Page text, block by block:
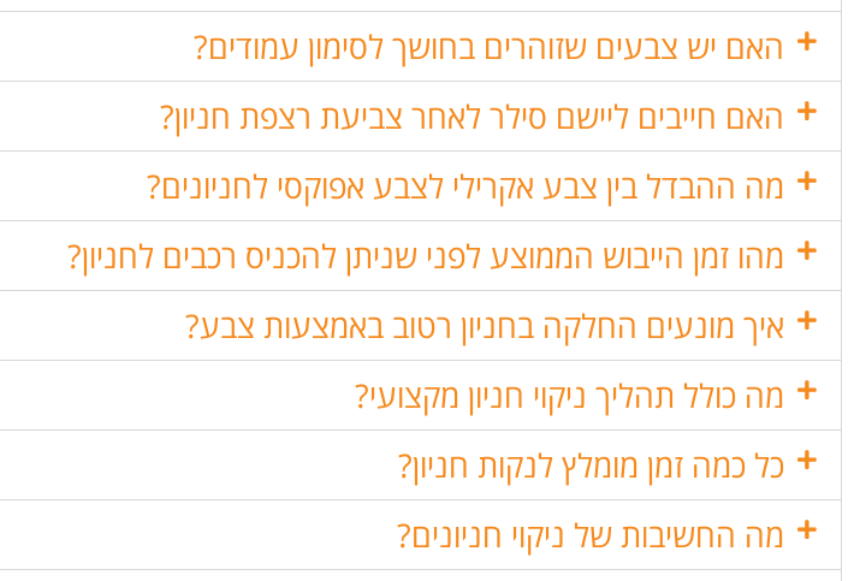
האם יש צבעים שזוהרים בחושך לסימון עמודים?
האם חייבים ליישם סילר לאחר צביעת רצפת חניון?
מה ההבדל בין צבע אקרילי לצבע אפוקסי לחניונים?
מהו זמן הייבוש הממוצע לפני שניתן להכניס רכבים לחניון?
איך מונעים החלקה בחניון רטוב באמצעות צבע?
מה כולל תהליך ניקוי חניון מקצועי?
כל כמה זמן מומלץ לנקות חניון?
מה החשיבות של ניקוי חניונים?